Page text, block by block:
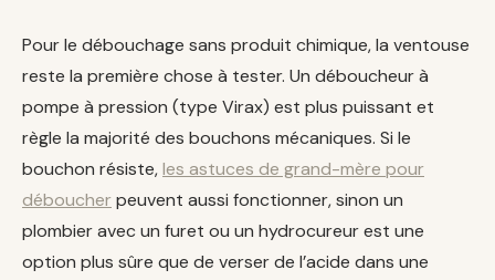
Pour le débouchage sans produit chimique, la ventouse
reste la première chose à tester. Un déboucheur à
pompe à pression (type Virax) est plus puissant et
règle la majorité des bouchons mécaniques. Si le
bouchon résiste,les astuces de grand-mère pour
déboucher peuvent aussi fonctionner, sinon un
plombier avec un furet ou un hydrocureur est une
option plus sûre que de verser de l’acide dans une